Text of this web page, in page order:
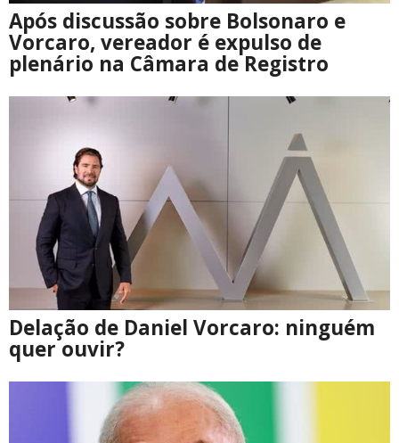
Após discussão sobre Bolsonaro e
Vorcaro, vereador é expulso de
plenário na Câmara de Registro
Delação de Daniel Vorcaro: ninguém
quer ouvir?